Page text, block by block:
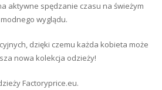
aktywne spędzanie czasu na świeżym
wyglądu.
dzięki czemu każda kobieta może
nowa kolekcja odzieży!
Factoryprice.eu.